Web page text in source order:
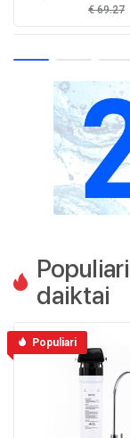
€69.27
daiktai
Populiari